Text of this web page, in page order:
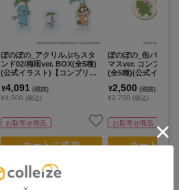
ぼのぼの_アクリルぷちスタ
ンド02/梅雨ver. BOX(全5種)
(公式イラスト)【コンプリー
¥4,091 (税抜)
¥4,500 (税込)
お取寄せ商品
カートに追加
ぼのぼの_缶バッジ
マスver. コンプリー
(全5種)(公式イラス
¥2,500 (税抜)
¥2,750 (税込)
お取寄せ商品
カートに